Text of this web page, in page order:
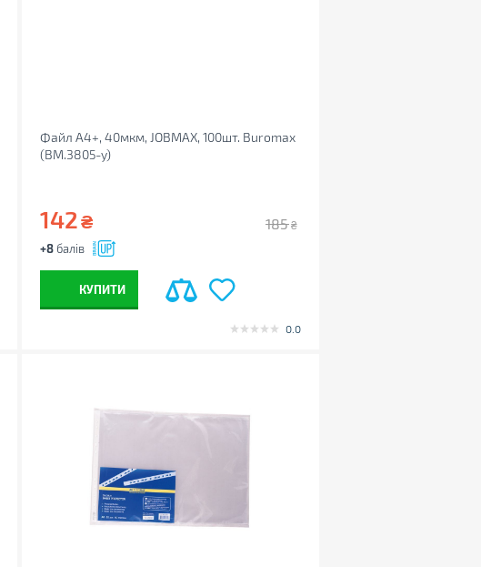
Файл А4+, 40мкм, JOBMAX, 100шт. Buromax
(BM.3805-y)
142₴ 185 ₴
+8 балів
КУПИТИ
0.0